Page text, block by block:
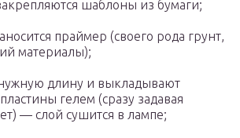
шаблоны из бумаги;
праймер (своего рода грунт,
материалы);
длину и выкладывают
гелем (сразу задавая
— слой сушится в лампе;